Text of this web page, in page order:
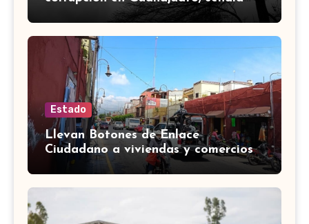
desfalco de 107 mdp en Apaseo el
Alto
Estado
Llevan Botones de Enlace
Ciudadano a viviendas y comercios
de Yuriria